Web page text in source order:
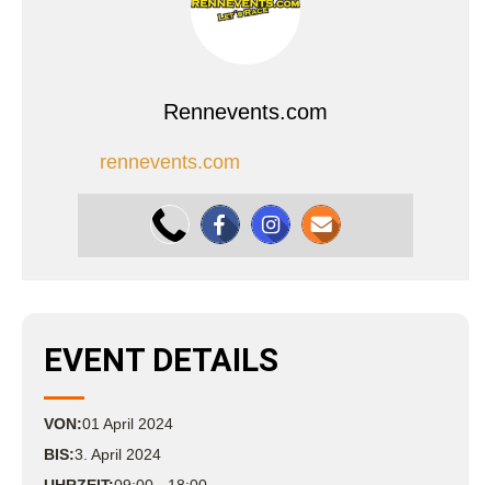
Rennevents.com
rennevents.com
EVENT DETAILS
VON:01 April 2024
BIS:3. April 2024